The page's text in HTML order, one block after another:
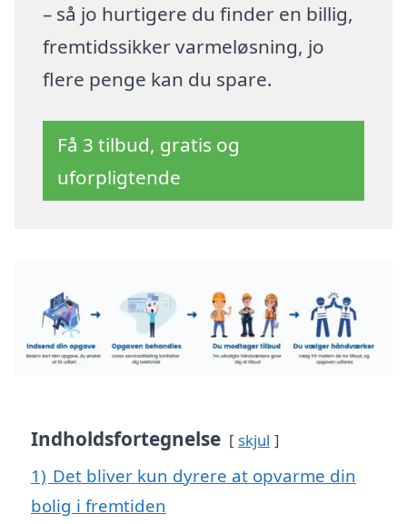
– så jo hurtigere du finder en billig,
fremtidssikker varmeløsning, jo
flere penge kan du spare.
Få 3 tilbud, gratis og
uforpligtende
Indholdsfortegnelse skjul
1) Det bliver kun dyrere at opvarme din
bolig i fremtiden